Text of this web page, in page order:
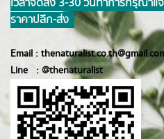
ราคาปลีก-ส่ง
Email :
Line : @thenaturalist